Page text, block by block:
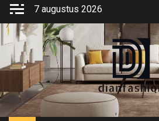
de
inhoud
7 augustus 2026